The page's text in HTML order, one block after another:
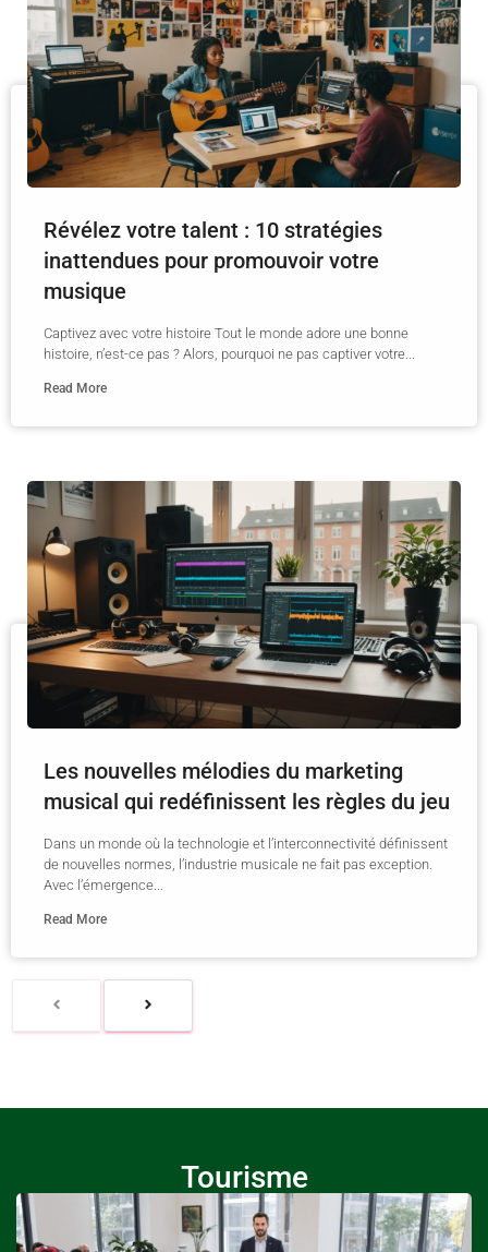
Révélez votre talent : 10 stratégies
inattendues pour promouvoir votre
musique
Captivez avec votre histoire Tout le monde adore une bonne
histoire, n’est-ce pas ? Alors, pourquoi ne pas captiver votre...
Read More
Les nouvelles mélodies du marketing
musical qui redéfinissent les règles du jeu
Dans un monde où la technologie et l’interconnectivité définissent
de nouvelles normes, l’industrie musicale ne fait pas exception.
Avec l’émergence...
Read More
Tourisme